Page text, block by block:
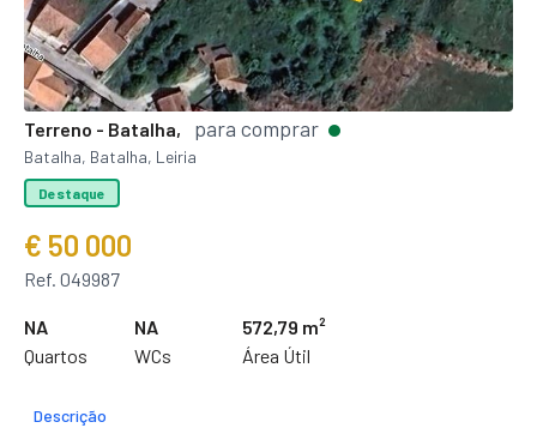
Terreno - Batalha, para comprar
Batalha, Batalha, Leiria
Destaque
€ 50 000
Ref. 049987
NA
Quartos
NA
WCs
572,79 m²
Área Útil
Descrição